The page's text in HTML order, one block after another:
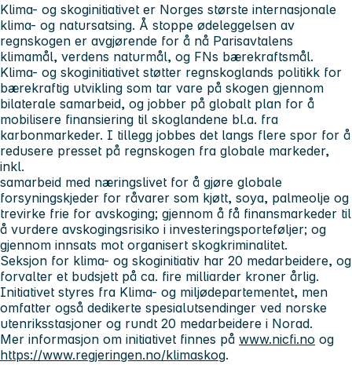
Klima- og skoginitiativet er Norges største internasjonale
klima- og natursatsing. Å stoppe ødeleggelsen av
regnskogen er avgjørende for å nå Parisavtalens
klimamål, verdens naturmål, og FNs bærekraftsmål.
Klima- og skoginitiativet støtter regnskoglands politikk for
bærekraftig utvikling som tar vare på skogen gjennom
bilaterale samarbeid, og jobber på globalt plan for å
mobilisere finansiering til skoglandene bl.a. fra
karbonmarkeder. I tillegg jobbes det langs flere spor for å
redusere presset på regnskogen fra globale markeder,
inkl.
samarbeid med næringslivet for å gjøre globale
forsyningskjeder for råvarer som kjøtt, soya, palmeolje og
trevirke frie for avskoging; gjennom å få finansmarkeder til
å vurdere avskogingsrisiko i investeringsporteføljer; og
gjennom innsats mot organisert skogkriminalitet.
Seksjon for klima- og skoginitiativ har 20 medarbeidere, og
forvalter et budsjett på ca. fire milliarder kroner årlig.
Initiativet styres fra Klima- og miljødepartementet, men
omfatter også dedikerte spesialutsendinger ved norske
utenriksstasjoner og rundt 20 medarbeidere i Norad.
Mer informasjon om initiativet finnes på www.nicfi.no og
https://www.regjeringen.no/klimaskog.